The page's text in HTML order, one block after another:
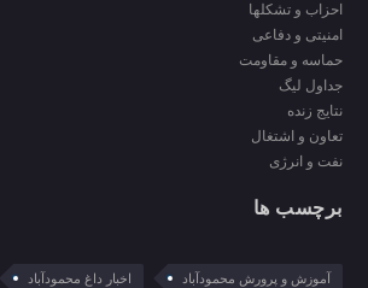
احزاب و تشکلها
امنیتی و دفاعی
حماسه و مقاومت
جداول لیگ
نتایج زنده
تعاون و اشتغال
نفت و انرژی
برچسب ها
آموزش و پرورش محمودآباد اخبار داغ محمودآباد